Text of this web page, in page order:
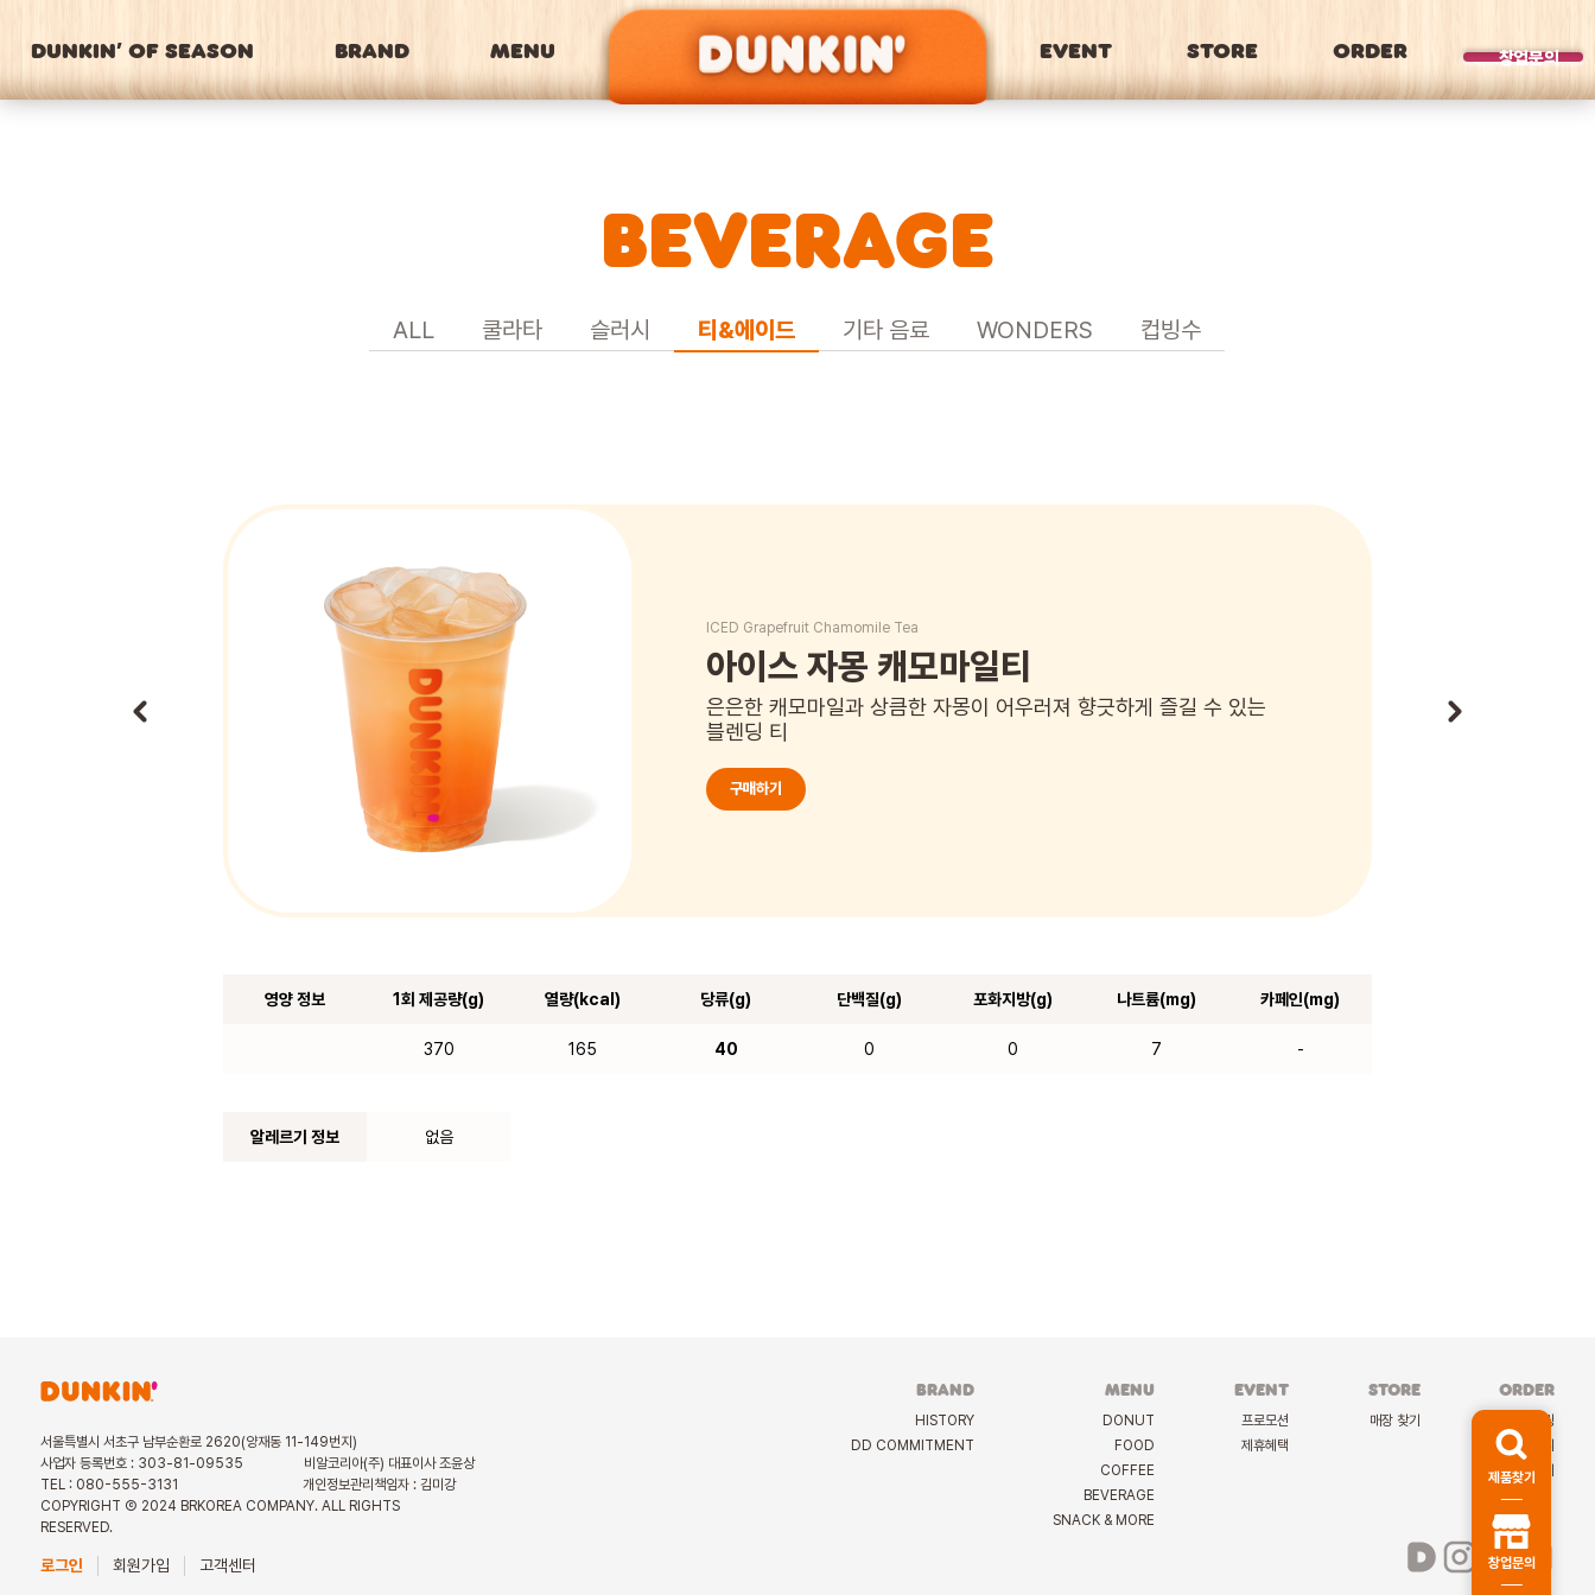
DUNKIN’ OF SEASON BRAND MENU EVENT STORE ORDER 창업문의
BRAND
BEVERAGE
ALL 쿨라타 슬러시 티&에이드 기타 음료 WONDERS 컵빙수
ICED Grapefruit Chamomile Tea
아이스 자몽 캐모마일티
은은한 캐모마일과 상큼한 자몽이 어우러져 향긋하게 즐길 수 있는
블렌딩 티
구매하기
영양 정보 1회 제공량(g)
370
열량(kcal)
165
당류(g)
40
단백질(g)
0
포화지방(g)
0
나트륨(mg)
7
카페인(mg)
-
알레르기 정보 없음
서울특별시 서초구 남부순환로 2620(양재동 11-149번지)
사업자 등록번호 : 303-81-09535
비알코리아(주) 대표이사 조윤상
TEL : 080-555-3131
개인정보관리책임자 : 김미강
COPYRIGHT Ⓒ 2024 BRKOREA COMPANY. ALL RIGHTS
RESERVED.
BRAND
HISTORY
DD COMMITMENT
MENU
DONUT
FOOD
COFFEE
BEVERAGE
SNACK & MORE
EVENT
프로모션
제휴혜택
STORE
매장 찾기
ORDER
케이터링
딜리버리
선물하기
로그인 회원가입 고객센터
제품찾기
창업문의